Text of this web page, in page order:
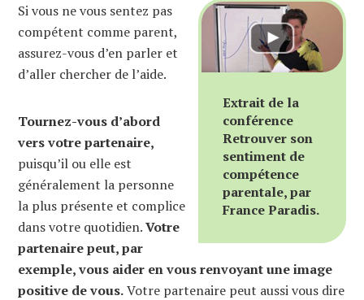
Extrait de la
conférence
Retrouver son
sentiment de
compétence
parentale, par
France Paradis.
Si vous ne vous sentez pas
compétent comme parent,
assurez-vous d’en parler et
d’aller chercher de l’aide.
Tournez-vous d’abord
vers votre partenaire,
puisqu’il ou elle est
généralement la personne
la plus présente et complice
dans votre quotidien.Votre
partenaire peut, par
exemple, vous aider en vous renvoyant une image
positive de vous.Votre partenaire peut aussi vous dire